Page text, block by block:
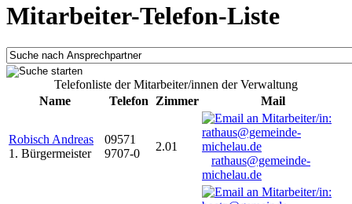
Mitarbeiter-Telefon-Liste
Telefonliste der Mitarbeiter/innen der Verwaltung
Name
Telefon Zimmer Mail
Robisch Andreas
1. Bürgermeister
09571
9707-0
2.01
rathaus@gemeinde-
michelau.de